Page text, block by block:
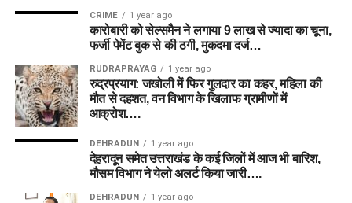
CRIME 1 year ago
कारोबारी को सेल्समैन ने लगाया 9 लाख से ज्यादा का चूना,
फर्जी पेमेंट बुक से की ठगी, मुकदमा दर्ज…
RUDRAPRAYAG 1 year ago
रुद्रप्रयाग: जखोली में फिर गुलदार का कहर, महिला की
मौत से दहशत, वन विभाग के खिलाफ ग्रामीणों में
आक्रोश….
DEHRADUN 1 year ago
देहरादून समेत उत्तराखंड के कई जिलों में आज भी बारिश,
मौसम विभाग ने येलो अलर्ट किया जारी….
DEHRADUN 1 year ago